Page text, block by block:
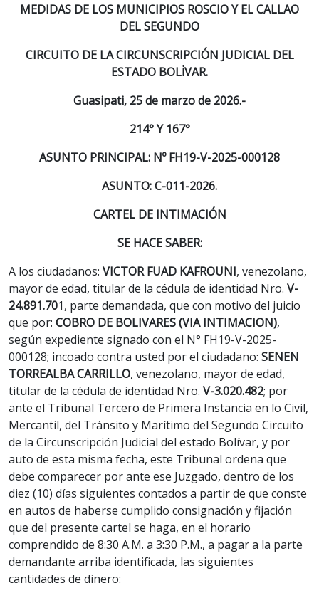
MEDIDAS DE LOS MUNICIPIOS ROSCIO Y EL CALLAO
DEL SEGUNDO
CIRCUITO DE LA CIRCUNSCRIPCIÓN JUDICIAL DEL
ESTADO BOLİVAR.
Guasipati, 25 de marzo de 2026.-
214° Y 167°
ASUNTO PRINCIPAL: Nº FH19-V-2025-000128
ASUNTO: C-011-2026.
CARTEL DE INTIMACIÓN
SE HACE SABER:
A los ciudadanos: VICTOR FUAD KAFROUNI, venezolano,
mayor de edad, titular de la cédula de identidad Nro. V-
24.891.701, parte demandada, que con motivo del juicio
que por: COBRO DE BOLIVARES (VIA INTIMACION),
según expediente signado con el N° FH19-V-2025-
000128; incoado contra usted por el ciudadano: SENEN
TORREALBA CARRILLO, venezolano, mayor de edad,
titular de la cédula de identidad Nro. V-3.020.482; por
ante el Tribunal Tercero de Primera Instancia en lo Civil,
Mercantil, del Tránsito y Marítimo del Segundo Circuito
de la Circunscripción Judicial del estado Bolívar, y por
auto de esta misma fecha, este Tribunal ordena que
debe comparecer por ante ese Juzgado, dentro de los
diez (10) días siguientes contados a partir de que conste
en autos de haberse cumplido consignación y fijación
que del presente cartel se haga, en el horario
comprendido de 8:30 A.M. a 3:30 P.M., a pagar a la parte
demandante arriba identificada, las siguientes
cantidades de dinero: